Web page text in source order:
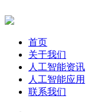
首页
关于我们
人工智能资讯
人工智能应用
联系我们